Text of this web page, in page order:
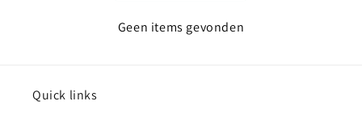
Geen items gevonden
Quick links